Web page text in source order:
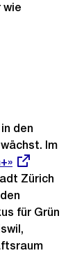
wie
den
Im
Zürich
für Grün